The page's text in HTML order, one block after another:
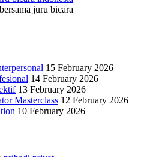
juru bicara
15 February 2026
14 February 2026
13 February 2026
Masterclass 12 February 2026
10 February 2026